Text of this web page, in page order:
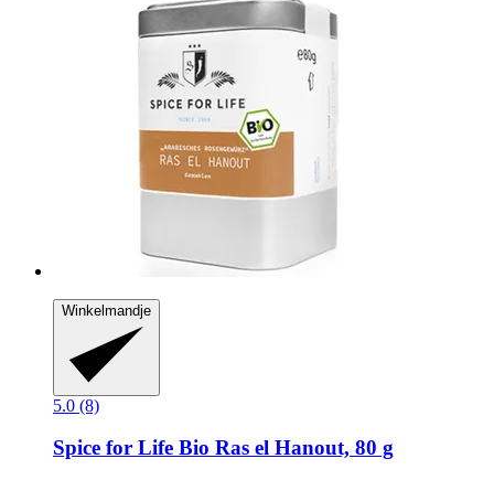
Winkelmandje
5.0 (8)
Spice for Life Bio Ras el Hanout, 80 g